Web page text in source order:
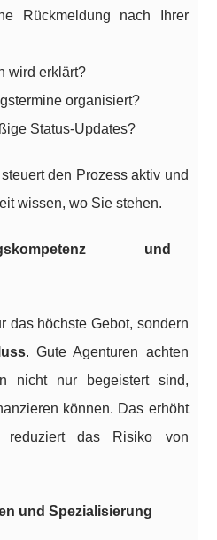
Rückmeldung nach Ihrer
wird erklärt?
organisiert?
Status-Updates?
den Prozess aktiv und
wissen, wo Sie stehen.
und
das höchste Gebot, sondern
. Gute Agenturen achten
nicht nur begeistert sind,
können. Das erhöht
reduziert das Risiko von
und Spezialisierung